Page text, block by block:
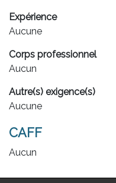
Expérience
Aucune
Corps professionnel
Aucun
Autre(s) exigence(s)
Aucune
CAFF
Aucun